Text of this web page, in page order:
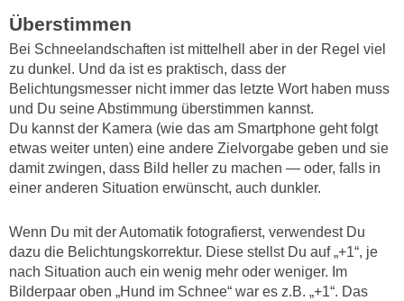
Überstimmen
Bei Schneelandschaften ist mittelhell aber in der Regel viel
zu dunkel. Und da ist es praktisch, dass der
Belichtungsmesser nicht immer das letzte Wort haben muss
und Du seine Abstimmung überstimmen kannst.
Du kannst der Kamera (wie das am Smartphone geht folgt
etwas weiter unten) eine andere Zielvorgabe geben und sie
damit zwingen, dass Bild heller zu machen — oder, falls in
einer anderen Situation erwünscht, auch dunkler.
Wenn Du mit der Automatik fotografierst, verwendest Du
dazu die Belichtungskorrektur. Diese stellst Du auf „+1“, je
nach Situation auch ein wenig mehr oder weniger. Im
Bilderpaar oben „Hund im Schnee“ war es z.B. „+1“. Das